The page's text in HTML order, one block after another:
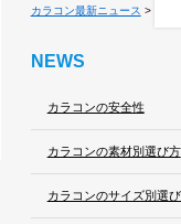
カラコン最新ニュース >
NEWS
カラコンの安全性
カラコンの素材別選び方
カラコンのサイズ別選